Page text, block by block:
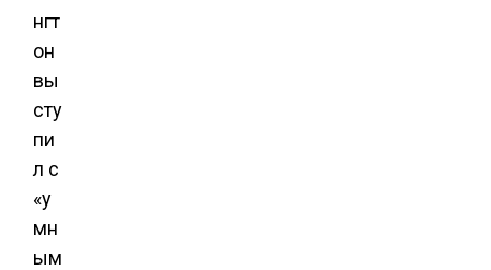
нгт
он
вы
сту
пи
л с
«у
мн
ым